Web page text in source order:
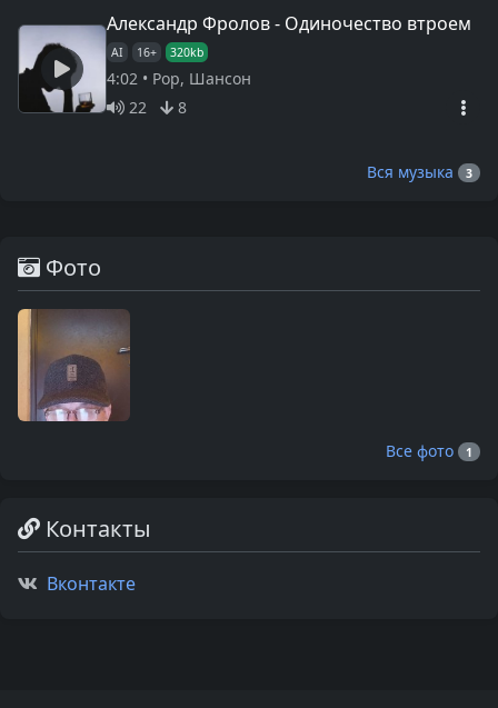
Александр Фролов - Одиночество втроем
AI 16+ 320kb
4:02 • Pop, Шансон
22
8
Вся музыка 3
Фото
Все фото 1
Контакты
Вконтакте